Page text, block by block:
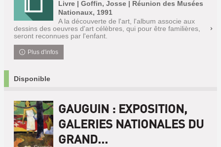
Livre | Goffin, Josse | Réunion des Musées
Nationaux, 1991
A la découverte de l'art, l'album associe aux
dessins des oeuvres d'art célèbres, qui pour être familières,
seront reconnues par l'enfant.
Plus d'infos
Disponible
GAUGUIN : EXPOSITION,
GALERIES NATIONALES DU
GRAND...